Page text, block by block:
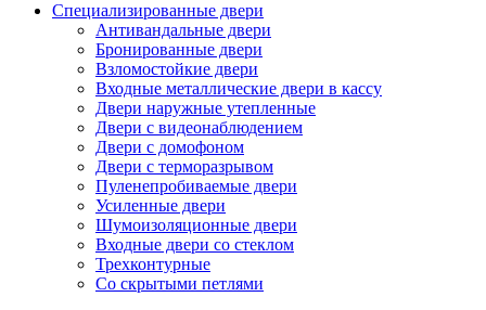
Специализированные двери
Антивандальные двери
Бронированные двери
Взломостойкие двери
Входные металлические двери в кассу
Двери наружные утепленные
Двери с видеонаблюдением
Двери с домофоном
Двери с терморазрывом
Пуленепробиваемые двери
Усиленные двери
Шумоизоляционные двери
Входные двери со стеклом
Трехконтурные
Со скрытыми петлями